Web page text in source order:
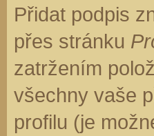
Přidat podpis
přes stránku
zatržením
všechny vaše
profilu (je